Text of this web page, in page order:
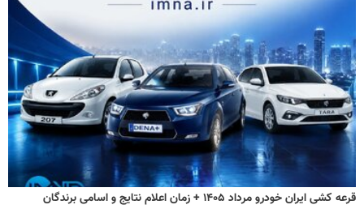
قرعه کشی ایران خودرو مرداد ۱۴۰۵ + زمان اعلام نتایج و اسامی برندگان